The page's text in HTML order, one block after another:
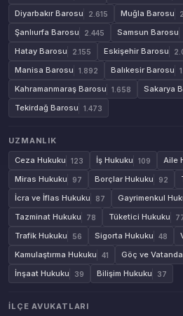
Diyarbakır Barosu 2.615 Muğla Barosu
Şanlıurfa Barosu 2.445 Samsun Barosu
Hatay Barosu 2.155 Eskişehir Barosu
Manisa Barosu 1.892 Balıkesir Barosu
Kahramanmaraş Barosu 1.658 Sakarya
Tekirdağ Barosu 1.473
UZMANLIK
Ceza Hukuku
123 İş Hukuku 109 Aile
Miras Hukuku 97 Borçlar Hukuku 92
İcra ve İflas Hukuku 87 Gayrimenkul
Tazminat Hukuku 78 Tüketici Hukuku
Trafik Hukuku 56 Sigorta Hukuku 48
Kamulaştırma Hukuku 41 Göç ve
İnşaat Hukuku 39 Bilişim Hukuku 37
İLÇE AVUKATLARI